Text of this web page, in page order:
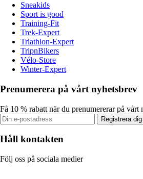
Sneakids
Sport is good
Training-Fit
Trek-Expert
Triathlon-Expert
TripnBikers
Vélo-Store
Winter-Expert
Prenumerera på vårt nyhetsbrev
Få 10 % rabatt när du prenumererar på vårt
Registrera dig
Håll kontakten
Följ oss på sociala medier